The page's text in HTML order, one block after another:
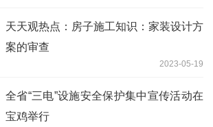
天天观热点：房子施工知识：家装设计方
案的审查
2023-05-19
全省“三电”设施安全保护集中宣传活动在
宝鸡举行